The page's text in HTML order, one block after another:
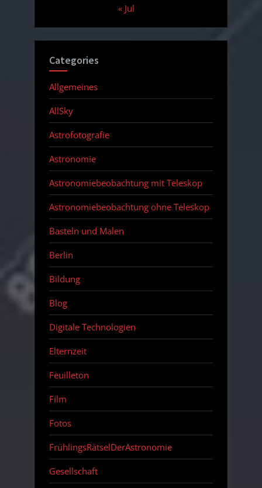
« Jul
Categories
Allgemeines
AllSky
Astrofotografie
Astronomie
Astronomiebeobachtung mit Teleskop
Astronomiebeobachtung ohne Teleskop
Basteln und Malen
Berlin
Bildung
Blog
Digitale Technologien
Elternzeit
Feuilleton
Film
Fotos
FrühlingsRätselDerAstronomie
Gesellschaft